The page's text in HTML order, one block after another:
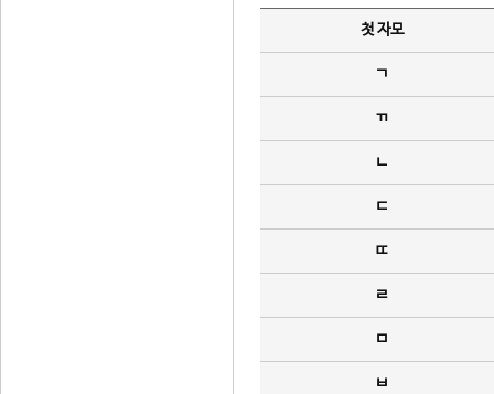
첫 자모
ㄱ
ㄲ
ㄴ
ㄷ
ㄸ
ㄹ
ㅁ
ㅂ